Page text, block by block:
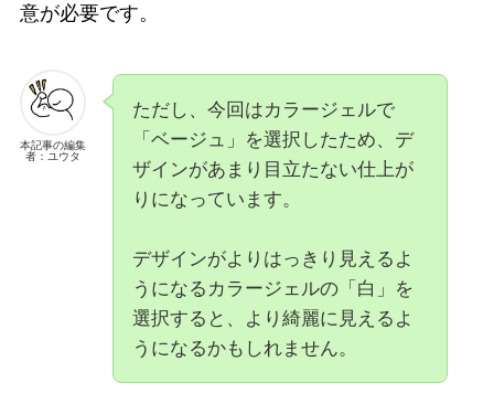
意が必要です。
本記事の編集
者：ユウタ
ただし、今回はカラージェルで
「ベージュ」を選択したため、デ
ザインがあまり目立たない仕上が
りになっています。
デザインがよりはっきり見えるよ
うになるカラージェルの「白」を
選択すると、より綺麗に見えるよ
うになるかもしれません。